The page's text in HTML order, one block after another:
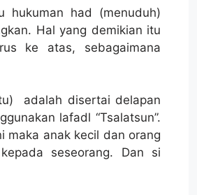
hukuman had (menuduh)
Hal yang demikian itu
ke atas, sebagaimana
adalah disertai delapan
lafadl “Tsalatsun”.
maka anak kecil dan orang
seseorang. Dan si